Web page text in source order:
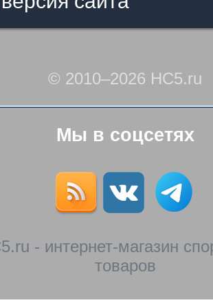
© 2010–2026 HC5.ru
Мы в соцсетях
- интернет-магазин
товаров